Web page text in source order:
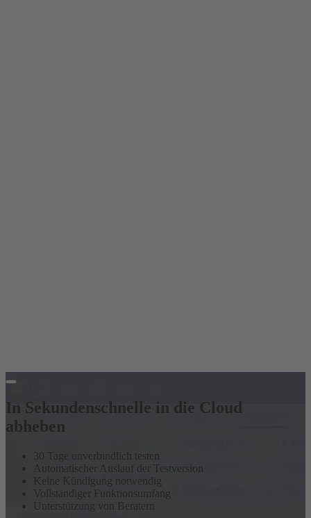
In Sekundenschnelle in die Cloud
abheben
30 Tage unverbindlich testen
Automatischer Auslauf der Testversion
Keine Kündigung notwendig
Vollständiger Funktionsumfang
Unterstützung von Beratern